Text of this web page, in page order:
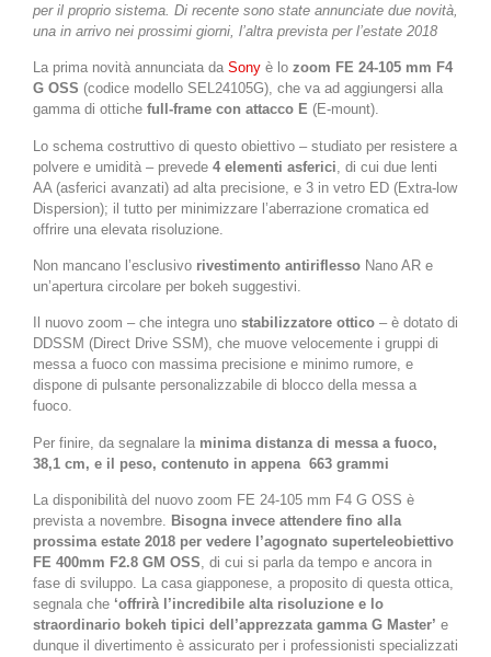
per il proprio sistema. Di recente sono state annunciate due novità,
una in arrivo nei prossimi giorni, l’altra prevista per l’estate 2018
La prima novità annunciata da Sony è lo zoom FE 24-105 mm F4
G OSS (codice modello SEL24105G), che va ad aggiungersi alla
gamma di ottiche full-frame con attacco E (E-mount).
Lo schema costruttivo di questo obiettivo – studiato per resistere a
polvere e umidità – prevede 4 elementi asferici , di cui due lenti
AA (asferici avanzati) ad alta precisione, e 3 in vetro ED (Extra-low
Dispersion); il tutto per minimizzare l’aberrazione cromatica ed
offrire una elevata risoluzione.
Non mancano l’esclusivo rivestimento antiriflesso Nano AR e
un’apertura circolare per bokeh suggestivi.
Il nuovo zoom – che integra uno stabilizzatore ottico – è dotato di
DDSSM (Direct Drive SSM), che muove velocemente i gruppi di
messa a fuoco con massima precisione e minimo rumore, e
dispone di pulsante personalizzabile di blocco della messa a
fuoco.
Per finire, da segnalare la minima distanza di messa a fuoco,
38,1 cm, e il peso, contenuto in appena 663 grammi
La disponibilità del nuovo zoom FE 24-105 mm F4 G OSS è
prevista a novembre. Bisogna invece attendere fino alla
prossima estate 2018 per vedere l’agognato superteleobiettivo
FE 400mm F2.8 GM OSS, di cui si parla da tempo e ancora in
fase di sviluppo. La casa giapponese, a proposito di questa ottica,
segnala che ‘offrirà l’incredibile alta risoluzione e lo
straordinario bokeh tipici dell’apprezzata gamma G Master’ e
dunque il divertimento è assicurato per i professionisti specializzati